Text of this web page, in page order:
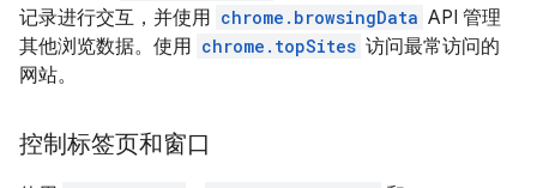
记录进行交互，并使用 chrome.browsingData API 管理
其他浏览数据。使用 chrome.topSites 访问最常访问的
网站。
控制标签页和窗口